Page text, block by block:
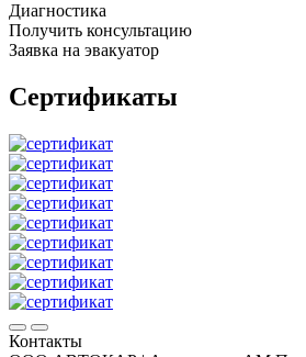
Диагностика
Получить консультацию
Заявка на эвакуатор
Сертификаты
Контакты